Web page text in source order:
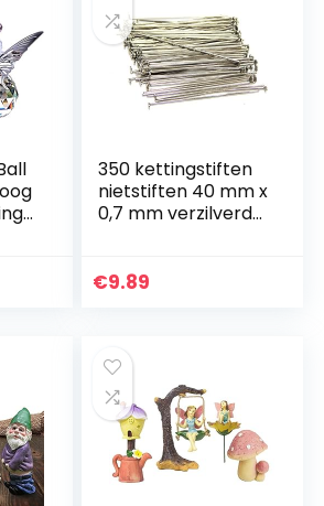
350 kettingstiften
nietstiften 40 mm x
0,7 mm verzilverd
oudzilver
€9.89